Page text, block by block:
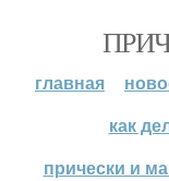
главная
как
прически и